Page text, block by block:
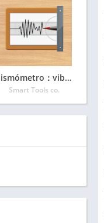
Sismómetro：vibrómetro
Smart Tools co.